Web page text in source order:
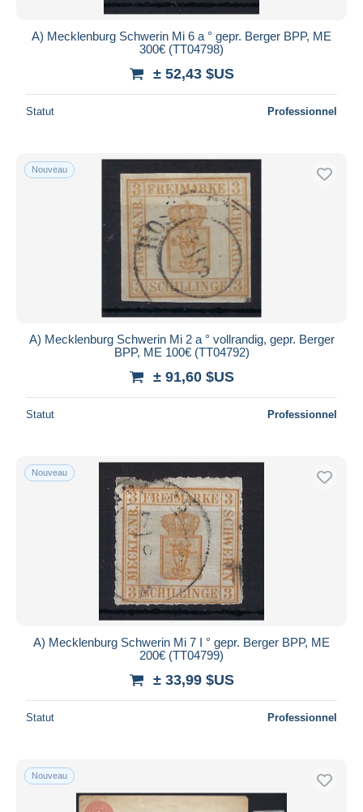
A) Mecklenburg Schwerin Mi 6 a ° gepr. Berger BPP, ME
300€ (TT04798)
± 52,43 $US
Statut Professionnel
Nouveau
A) Mecklenburg Schwerin Mi 2 a ° vollrandig, gepr. Berger
BPP, ME 100€ (TT04792)
± 91,60 $US
Statut Professionnel
Nouveau
A) Mecklenburg Schwerin Mi 7 I ° gepr. Berger BPP, ME
200€ (TT04799)
± 33,99 $US
Statut Professionnel
Nouveau